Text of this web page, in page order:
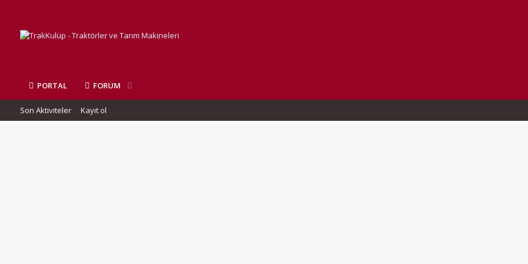
PORTAL FORUM
Son Aktiviteler Kayıt ol